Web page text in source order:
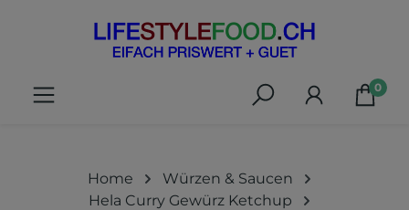
springen
0
Home
Würzen & Saucen
Hela Curry Gewürz Ketchup